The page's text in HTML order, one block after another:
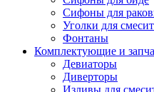
Сифоны для
Уголки для
Фонтаны
Комплектующие и
Девиаторы
Диверторы
Изливы для